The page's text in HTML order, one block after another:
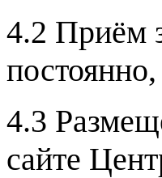
4.2 Приём
4.3
сайте